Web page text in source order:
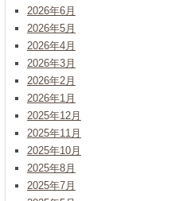
2026年6月
2026年5月
2026年4月
2026年3月
2026年2月
2026年1月
2025年12月
2025年11月
2025年10月
2025年8月
2025年7月